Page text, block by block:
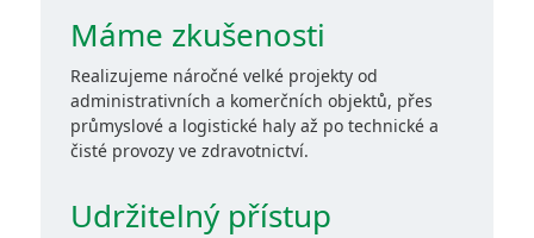
Máme zkušenosti
Realizujeme náročné velké projekty od
administrativních a komerčních objektů, přes
průmyslové a logistické haly až po technické a
čisté provozy ve zdravotnictví.
Udržitelný přístup